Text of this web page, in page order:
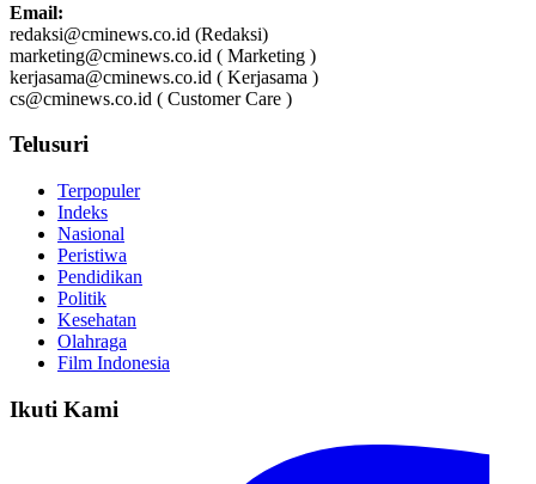
Email:
redaksi@cminews.co.id (Redaksi)
marketing@cminews.co.id ( Marketing )
kerjasama@cminews.co.id ( Kerjasama )
cs@cminews.co.id ( Customer Care )
Telusuri
Terpopuler
Indeks
Nasional
Peristiwa
Pendidikan
Politik
Kesehatan
Olahraga
Film Indonesia
Ikuti Kami